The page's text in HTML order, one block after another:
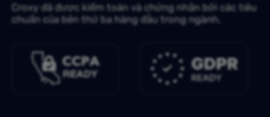
Croxy đã được kiểm toán và chứng nhận bởi các tiêu
chuẩn của bên thứ ba hàng đầu trong ngành.